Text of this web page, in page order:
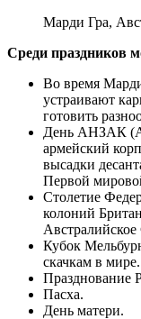
Марди Гра,
Среди праздников
Во время
устраивают
готовить
День АНЗАК
армейский
высадки
Первой
Столетие
колоний
Кубок
скачкам в мире.
Празднование
Пасха.
День матери.